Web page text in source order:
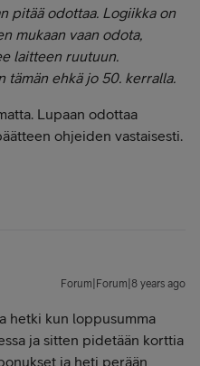
pitää odottaa. Logiikka on
mukaan vaan odota,
laitteen ruutuun.
tämän ehkä jo 50. kerralla.
Lupaan odottaa
ohjeiden vastaisesti.
Forum|Forum|8 years ago
hetki kun loppusumma
ja sitten pidetään korttia
ja heti perään